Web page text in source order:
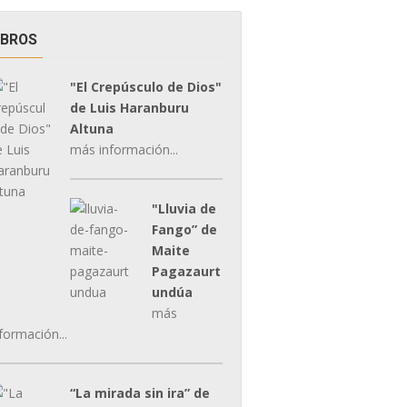
"El Crepúsculo de Dios"
de Luis Haranburu
Altuna
más información...
"Lluvia de
Fango” de
Maite
Pagazaurt
undúa
más
“La mirada sin ira” de